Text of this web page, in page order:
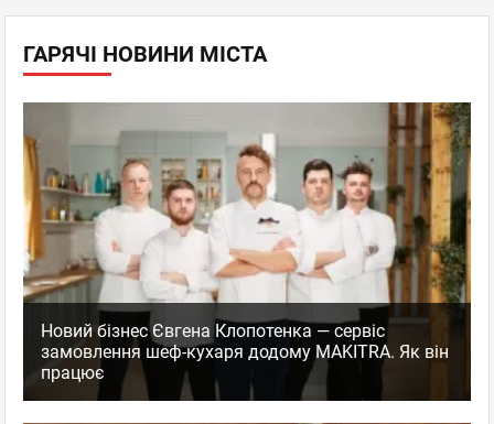
ГАРЯЧІ НОВИНИ МІСТА
Новий бізнес Євгена Клопотенка — сервіс
замовлення шеф-кухаря додому MAKITRA. Як він
працює